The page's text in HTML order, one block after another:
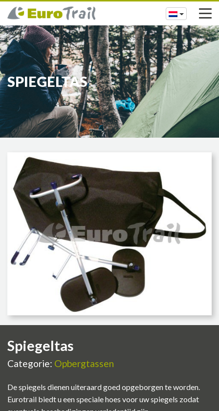
SPIEGELTAS
Spiegeltas
Categorie: Opbergtassen
De spiegels dienen uiteraard goed opgeborgen te worden.
Eurotrail biedt u een speciale hoes voor uw spiegels zodat